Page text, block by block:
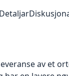
av et